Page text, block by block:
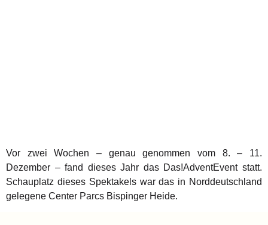
Vor zwei Wochen – genau genommen vom 8. – 11.
Dezember – fand dieses Jahr das Das!AdventEvent statt.
Schauplatz dieses Spektakels war das in Norddeutschland
gelegene Center Parcs Bispinger Heide.